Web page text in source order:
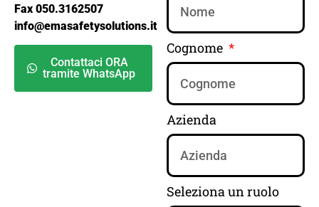
Fax 050.3162507
info@emasafetysolutions.it
Contattaci ORA
tramite WhatsApp
Cognome
Azienda
Seleziona un ruolo